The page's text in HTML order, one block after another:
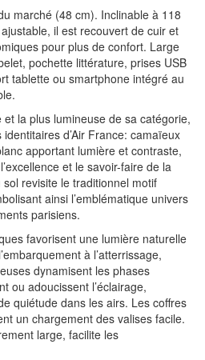
marché (48 cm). Inclinable à 118
il est recouvert de cuir et
pour plus de confort. Large
pochette littérature, prises USB
tablette ou smartphone intégré au
la plus lumineuse de sa catégorie,
d’Air France: camaïeux
apportant lumière et contraste,
et le savoir-faire de la
revisite le traditionnel motif
ainsi l’emblématique univers
parisiens.
favorisent une lumière naturelle
à l’atterrissage,
dynamisent les phases
ou adoucissent l’éclairage,
quiétude dans les airs. Les coffres
un chargement des valises facile.
large, facilite les